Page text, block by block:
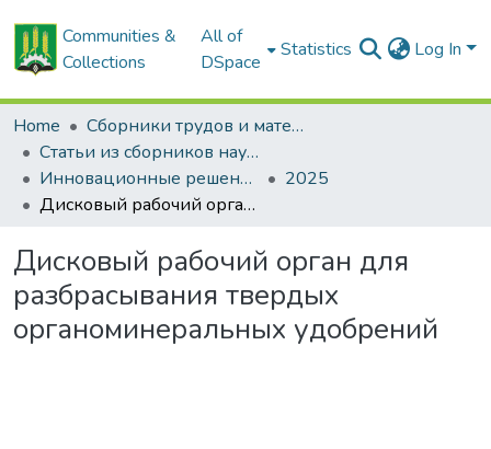
Communities &
Collections
All of
DSpace
Statistics Log In
Home
Сборники трудов и материалов конференций
Статьи из сборников научных трудов
Инновационные решения в технологиях и механизации сельскохозяйственного производства
2025
Дисковый рабочий орган для разбрасывания твердых органоминеральных удобрений
Дисковый рабочий орган для
разбрасывания твердых
органоминеральных удобрений